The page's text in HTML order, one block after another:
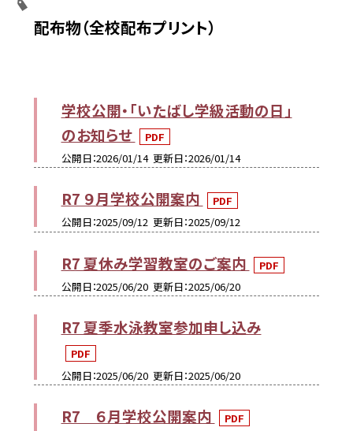
配布物（全校配布プリント）
学校公開・「いたばし学級活動の日」
のお知らせ
PDF
公開日 2026/01/14 更新日 2026/01/14
R7 ９月学校公開案内
PDF
公開日 2025/09/12 更新日 2025/09/12
R7 夏休み学習教室のご案内
PDF
公開日 2025/06/20 更新日 2025/06/20
R7 夏季水泳教室参加申し込み
PDF
公開日 2025/06/20 更新日 2025/06/20
R7 ６月学校公開案内
PDF